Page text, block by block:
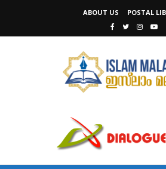
ABOUT US POSTAL